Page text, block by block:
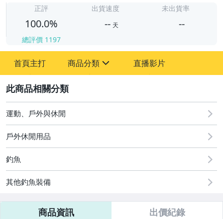
正評
100.0%
總評價 1197
出貨速度
-- 天
未出貨率
--
首頁主打 商品分類
運動、戶外與休閒
直播影片
運動、戶外與休閒
戶外休閒用品
釣魚
其他釣魚裝備
商品資訊 出價紀錄